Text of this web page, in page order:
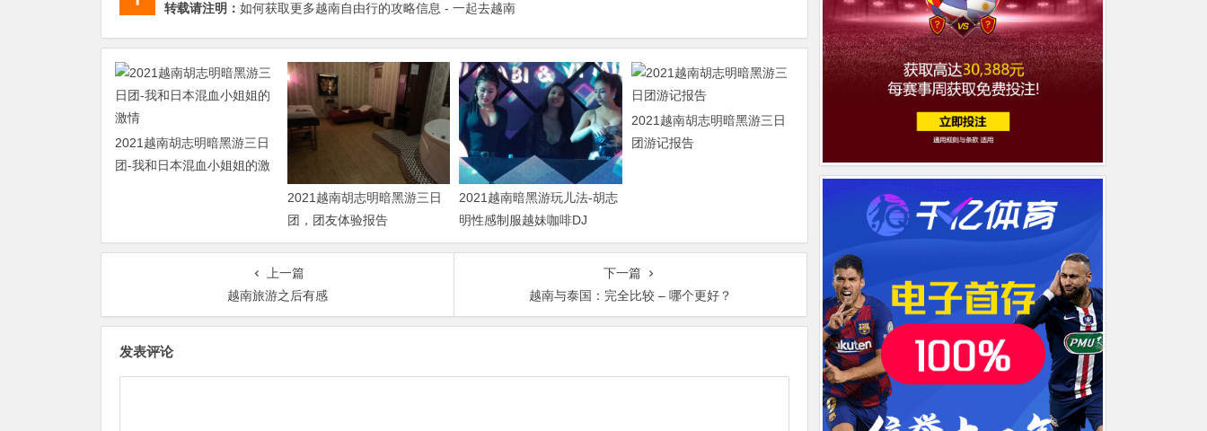
转载请注明： 如何获取更多越南自由行的攻略信息 - 一起去越南
2021越南胡志明暗黑游三日
团-我和日本混血小姐姐的激
2021越南胡志明暗黑游三日
团，团友体验报告
2021越南暗黑游玩儿法-胡志
明性感制服越妹咖啡DJ
2021越南胡志明暗黑游三日
团游记报告
上一篇
越南旅游之后有感
下一篇
越南与泰国：完全比较 – 哪个更好？
发表评论